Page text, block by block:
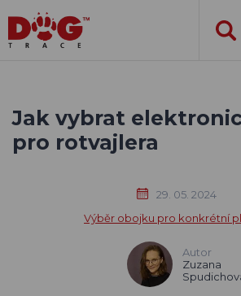
Jak vybrat
pro rotvajlera
29. 05. 2024
Výběr obojku pro konkrétní
Autor
Zuzana